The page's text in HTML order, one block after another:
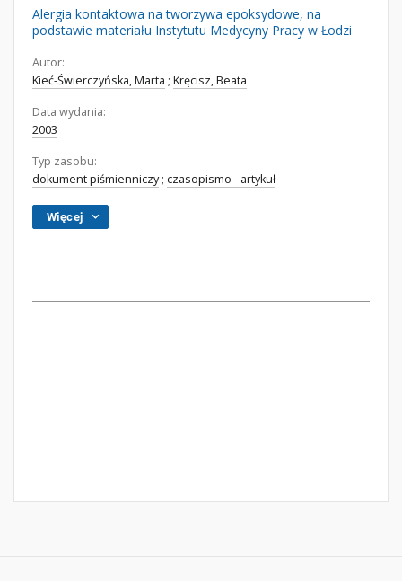
Alergia kontaktowa na tworzywa epoksydowe, na
podstawie materiału Instytutu Medycyny Pracy w Łodzi
Autor:
Kieć-Świerczyńska, Marta ; Kręcisz, Beata
Data wydania:
2003
Typ zasobu:
dokument piśmienniczy; czasopismo - artykuł
Więcej